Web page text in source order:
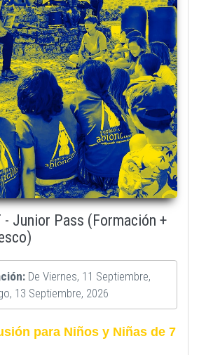
- Junior Pass (Formación +
De Viernes, 11 Septiembre,
13 Septiembre, 2026
para Niños y Niñas de 7